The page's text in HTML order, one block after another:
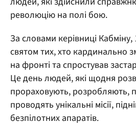
революцію на полі бою.
За словами керівниці
святом тих, хто кардинально
на фронті та спростував
Це день людей, які щодня
прораховують, розробляють,
проводять унікальні місії,
безпілотних апаратів.